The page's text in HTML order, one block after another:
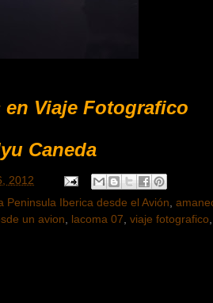
Viaje Fotografico
Caneda
2012
Peninsula Iberica desde el Avión
un avion lacoma 07 viaje fotografico